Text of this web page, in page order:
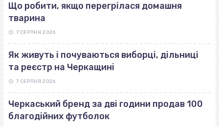
Що робити, якщо перегрілася домашня
тварина
7 СЕРПНЯ 2026
Як живуть і почуваються виборці, дільниці
та реєстр на Черкащині
7 СЕРПНЯ 2026
Черкаський бренд за дві години продав 100
благодійних футболок